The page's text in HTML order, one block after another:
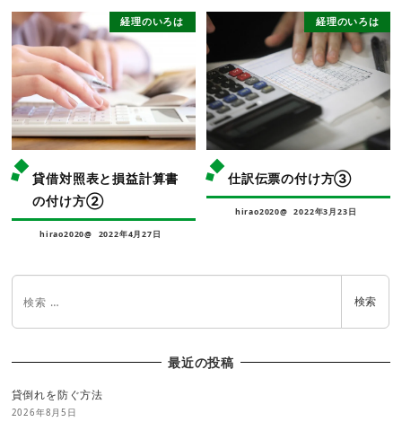
経理のいろは
貸借対照表と損益計算書
の付け方②
hirao2020@ 2022年4月27日
経理のいろは
仕訳伝票の付け方③
hirao2020@ 2022年3月23日
検索
最近の投稿
貸倒れを防ぐ方法
2026年8月5日